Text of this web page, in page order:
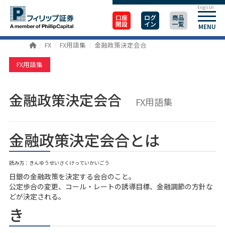
口座
開設
ログ
イン
商品
一覧 MENU
English
FX FX用語集 金融政策決定会合
FX用語集
金融政策決定会合 FX用語集
金融政策決定会合とは
読み方：きんゆうせいさくけっていかいごう
日銀の金融政策を決定する会合のこと。
公定歩合の変更、コール・レートの誘導目標、金融調節の方針な
どが決定される。
き